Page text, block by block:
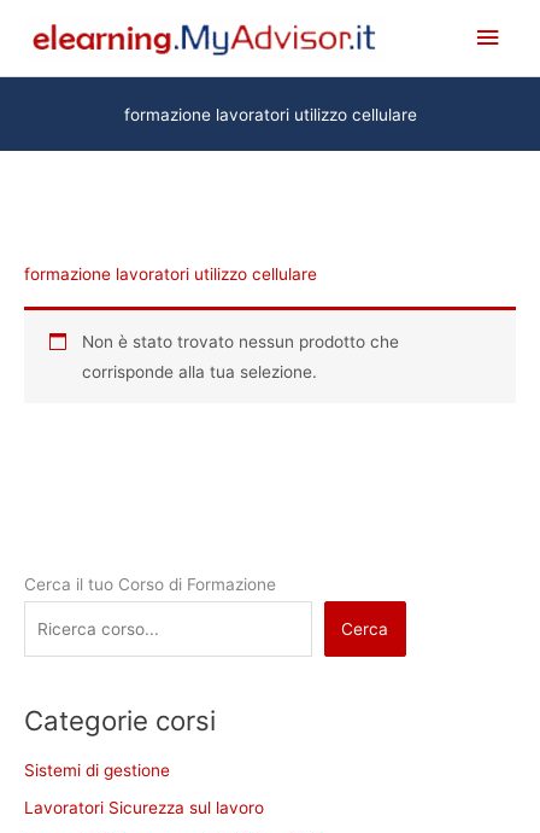
contenuto
formazione lavoratori utilizzo cellulare
formazione lavoratori utilizzo cellulare
Non è stato trovato nessun prodotto che
corrisponde alla tua selezione.
Cerca il tuo Corso di Formazione
Cerca
Categorie corsi
Sistemi di gestione
Lavoratori Sicurezza sul lavoro